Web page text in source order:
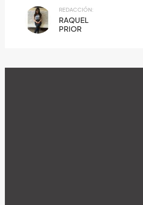
REDACCIÓN:
RAQUEL
PRIOR